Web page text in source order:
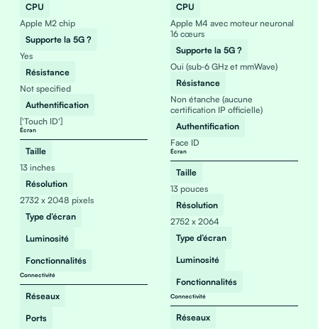
CPU
Apple M2 chip
Supporte la 5G ?
Yes
Résistance
Not specified
Authentification
['Touch ID']
Écran
Taille
13 inches
Résolution
2732 x 2048 pixels
Type d’écran
Luminosité
Fonctionnalités
Connectivité
Réseaux
Ports
CPU
Apple M4 avec moteur neuronal
16 cœurs
Supporte la 5G ?
Oui (sub‑6 GHz et mmWave)
Résistance
Non étanche (aucune
certification IP officielle)
Authentification
Face ID
Écran
Taille
13 pouces
Résolution
2752 x 2064
Type d’écran
Luminosité
Fonctionnalités
Connectivité
Réseaux